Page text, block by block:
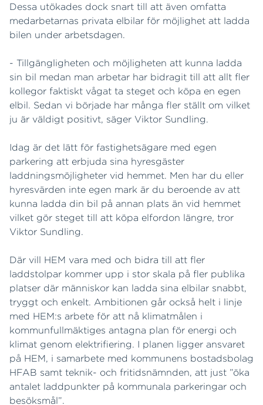
Dessa utökades dock snart till att även omfatta
medarbetarnas privata elbilar för möjlighet att ladda
bilen under arbetsdagen.
- Tillgängligheten och möjligheten att kunna ladda
sin bil medan man arbetar har bidragit till att allt fler
kollegor faktiskt vågat ta steget och köpa en egen
elbil. Sedan vi började har många fler ställt om vilket
ju är väldigt positivt, säger Viktor Sundling.
Idag är det lätt för fastighetsägare med egen
parkering att erbjuda sina hyresgäster
laddningsmöjligheter vid hemmet. Men har du eller
hyresvärden inte egen mark är du beroende av att
kunna ladda din bil på annan plats än vid hemmet
vilket gör steget till att köpa elfordon längre, tror
Viktor Sundling.
Där vill HEM vara med och bidra till att fler
laddstolpar kommer upp i stor skala på fler publika
platser där människor kan ladda sina elbilar snabbt,
tryggt och enkelt. Ambitionen går också helt i linje
med HEM:s arbete för att nå klimatmålen i
kommunfullmäktiges antagna plan för energi och
klimat genom elektrifiering. I planen ligger ansvaret
på HEM, i samarbete med kommunens bostadsbolag
HFAB samt teknik- och fritidsnämnden, att just ”öka
antalet laddpunkter på kommunala parkeringar och
besöksmål”.